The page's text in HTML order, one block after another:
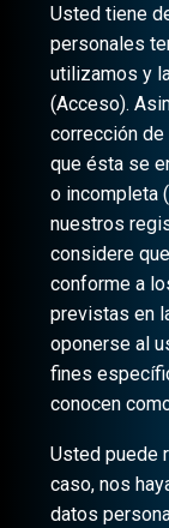
Usted tiene
personales
utilizamos y
(Acceso).
corrección
que ésta se
o incompleta
nuestros
considere
conforme a
previstas en
oponerse al
fines
conocen
Usted puede
caso, nos
datos